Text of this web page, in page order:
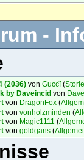
-
(2036) vonGuccĩ(
by Daveincid von
von DragonFox (
vonvonholzminden (
von Magic1111 (
vongoldgans (